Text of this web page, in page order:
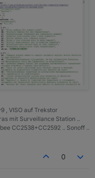
, VISO auf Trekstor
mit Surveillance Station ..
CC2538+CC2592 .. Sonoff ..
0